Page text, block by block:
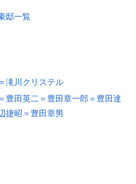
邸一覧
滝川クリステル
豊田英二＝豊田章一郎＝豊田達
捷昭＝豊田章男